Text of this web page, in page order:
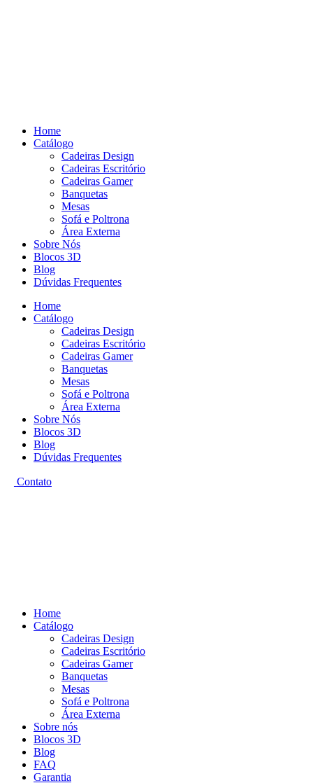
Home
Catálogo
Cadeiras Design
Cadeiras Escritório
Cadeiras Gamer
Banquetas
Mesas
Sofá e Poltrona
Área Externa
Sobre Nós
Blocos 3D
Blog
Dúvidas Frequentes
Home
Catálogo
Cadeiras Design
Cadeiras Escritório
Cadeiras Gamer
Banquetas
Mesas
Sofá e Poltrona
Área Externa
Sobre Nós
Blocos 3D
Blog
Dúvidas Frequentes
Contato
Home
Catálogo
Cadeiras Design
Cadeiras Escritório
Cadeiras Gamer
Banquetas
Mesas
Sofá e Poltrona
Área Externa
Sobre nós
Blocos 3D
Blog
FAQ
Garantia